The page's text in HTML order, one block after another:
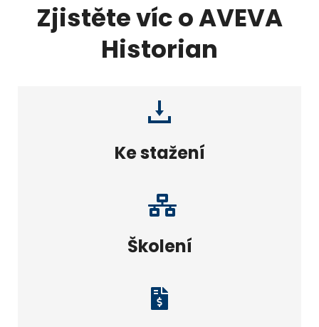
Zjistěte víc o AVEVA
Historian
Školení
Ke stažení